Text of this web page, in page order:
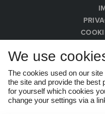
We use
The cookies used on our
the site and provide the best
for yourself which cookies
change your settings via a
© Wachau